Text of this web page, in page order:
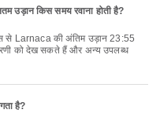
उड़ान किस समय रवाना होती है?
को देख सकते हैं और अन्य उपलब्ध
है?